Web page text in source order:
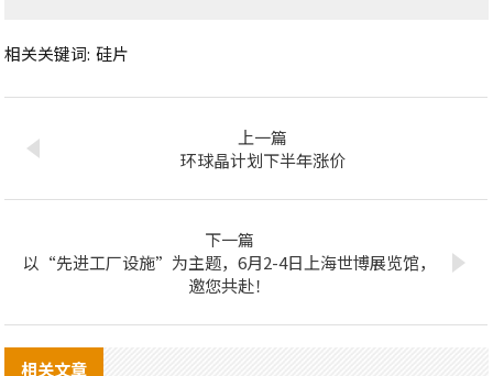
相关关键词: 硅片
上一篇
环球晶计划下半年涨价
下一篇
以“先进工厂设施”为主题，6月2-4日上海世博展览馆，
邀您共赴！
相关文章